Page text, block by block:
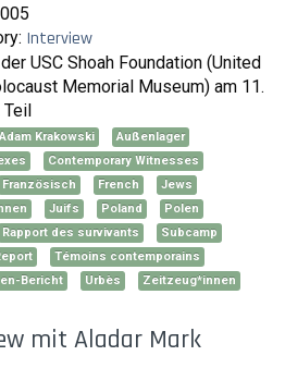
Interview
USC Shoah Foundation (United
Memorial Museum) am 11.
Teil
Adam Krakowski
Außenlager
Contemporary Witnesses
Französisch French
Jews
Juifs Poland
Polen
Rapport des survivants
Subcamp
Témoins contemporains
Bericht
Urbès Zeitzeug*innen
mit Aladar Mark